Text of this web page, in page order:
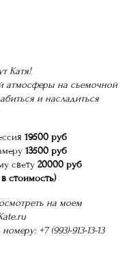
Катя!
атмосферы на съемочной
и насладиться
19500 руб
13500 руб
свету 20000 руб
стоимость)
на моем
+7 (993)-913-13-13